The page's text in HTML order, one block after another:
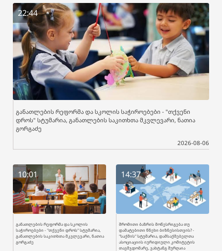
22:44
განათლების რეფორმა და სკოლის საჭიროებები - "თქვენი
დროს" სტუმარია, განათლების საკითხთა მკვლევარი, ნათია
გორგაძე
2026-08-06
10:01
განათლების რეფორმა და სკოლის
საჭიროებები - "თქვენი დროს" სტუმარია,
განათლების საკითხთა მკვლევარი, ნათია
გორგაძე
14:37
შრომითი ბაზრის მოწესრიგება თუ
დამატებითი წნეხი ბიზნესისთვის? -
"საქმის" სტუმარია, დამსაქმებელთა
ასოციაციის იურიდიული კომიტეტის
თავმჯდომარე, ვახტანგ შურღაია